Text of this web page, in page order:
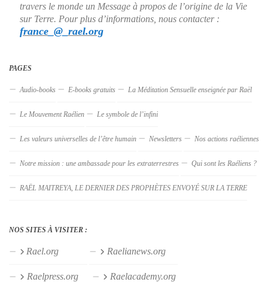
travers le monde un Message à propos de l’origine de la Vie
sur Terre. Pour plus d’informations, nous contacter :
france_@_rael.org
PAGES
Audio-books E-books gratuits La Méditation Sensuelle enseignée par Raël
Le Mouvement Raélien Le symbole de l’infini
Les valeurs universelles de l’être humain Newsletters Nos actions raéliennes
Notre mission : une ambassade pour les extraterrestres Qui sont les Raéliens ?
RAËL MAITREYA, LE DERNIER DES PROPHÈTES ENVOYÉ SUR LA TERRE
NOS SITES À VISITER :
Rael.org Raelianews.org
Raelpress.org Raelacademy.org